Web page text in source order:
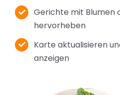
Gerichte mit Blumen
hervorheben
Karte aktualisieren
anzeigen